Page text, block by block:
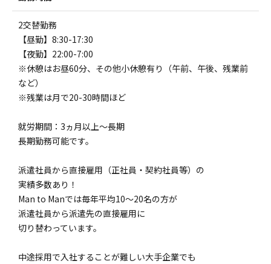
2交替勤務
【昼勤】8:30-17:30
【夜勤】22:00-7:00
※休憩はお昼60分、その他小休憩有り（午前、午後、残業前
など）
※残業は月で20-30時間ほど
就労期間：3ヵ月以上～長期
長期勤務可能です。
派遣社員から直接雇用（正社員・契約社員等）の
実績多数あり！
Man to Manでは毎年平均10～20名の方が
派遣社員から派遣先の直接雇用に
切り替わっています。
中途採用で入社することが難しい大手企業でも